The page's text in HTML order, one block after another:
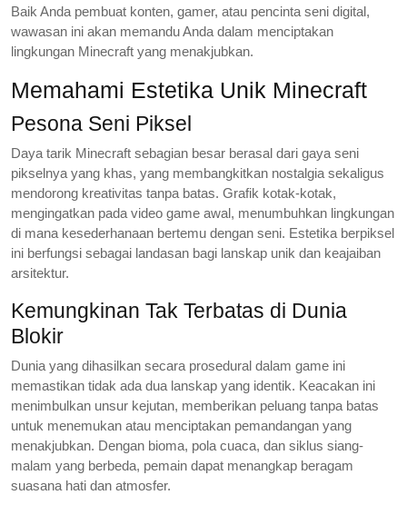
Baik Anda pembuat konten, gamer, atau pencinta seni digital,
wawasan ini akan memandu Anda dalam menciptakan
lingkungan Minecraft yang menakjubkan.
Memahami Estetika Unik Minecraft
Pesona Seni Piksel
Daya tarik Minecraft sebagian besar berasal dari gaya seni
pikselnya yang khas, yang membangkitkan nostalgia sekaligus
mendorong kreativitas tanpa batas. Grafik kotak-kotak,
mengingatkan pada video game awal, menumbuhkan lingkungan
di mana kesederhanaan bertemu dengan seni. Estetika berpiksel
ini berfungsi sebagai landasan bagi lanskap unik dan keajaiban
arsitektur.
Kemungkinan Tak Terbatas di Dunia
Blokir
Dunia yang dihasilkan secara prosedural dalam game ini
memastikan tidak ada dua lanskap yang identik. Keacakan ini
menimbulkan unsur kejutan, memberikan peluang tanpa batas
untuk menemukan atau menciptakan pemandangan yang
menakjubkan. Dengan bioma, pola cuaca, dan siklus siang-
malam yang berbeda, pemain dapat menangkap beragam
suasana hati dan atmosfer.